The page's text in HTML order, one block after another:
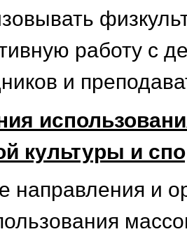
работу с
и
культуры и
направления и